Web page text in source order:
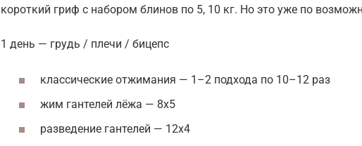
короткий гриф с набором блинов по 5, 10 кг. Но это уже по
1 день — грудь / плечи / бицепс
классические отжимания — 1–2 подхода по 10–12 раз
жим гантелей лёжа — 8х5
разведение гантелей — 12х4